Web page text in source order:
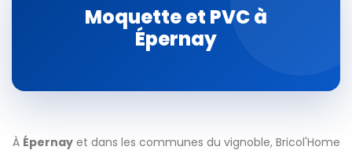
Moquette et PVC à
Épernay
À Épernayet dans les communes du vignoble, Bricol'Home